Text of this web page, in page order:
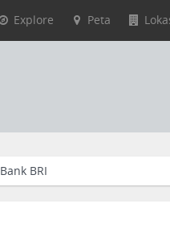
Explore Peta
Bank BRI